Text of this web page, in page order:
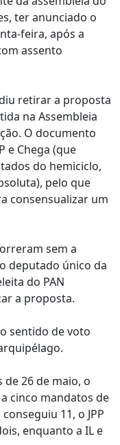
ter anunciado o
feira, após a
assento
retirar a proposta
na Assembleia
O documento
e Chega (que
do hemiciclo,
pelo que
consensualizar um
sem a
deputado único da
do PAN
a proposta.
sentido de voto
de 26 de maio, o
cinco mandatos de
11, o JPP
enquanto a IL e